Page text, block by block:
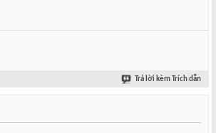
Trả lời kèm Trích dẫn